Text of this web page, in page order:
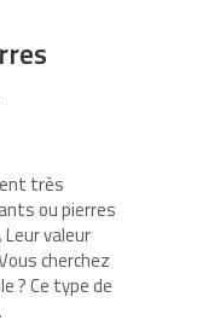
très
ou pierres
valeur
cherchez
? Ce type de